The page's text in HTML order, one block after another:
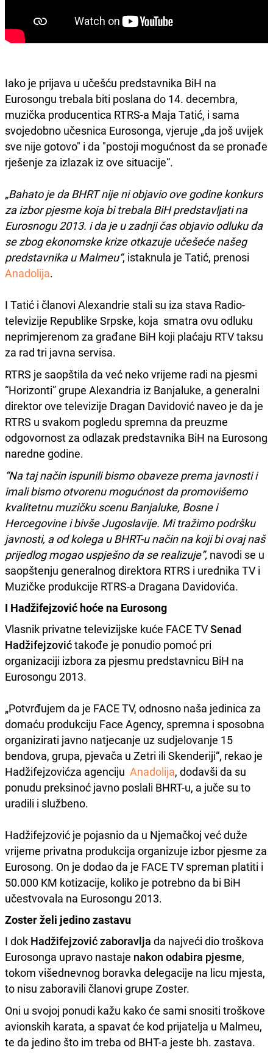
Iako je prijava u učešću predstavnika BiH na
Eurosongu trebala biti poslana do 14. decembra,
muzička producentica RTRS-a Maja Tatić, i sama
svojedobno učesnica Eurosonga, vjeruje „da još uvijek
sve nije gotovo" i da "postoji mogućnost da se pronađe
rješenje za izlazak iz ove situacije“.
„Bahato je da BHRT nije ni objavio ove godine konkurs
za izbor pjesme koja bi trebala BiH predstavljati na
Eurosnogu 2013. i da je u zadnji čas objavio odluku da
se zbog ekonomske krize otkazuje učešeće našeg
predstavnika u Malmeu“, istaknula je Tatić, prenosi
Anadolija.
I Tatić i članovi Alexandrie stali su iza stava Radio-
televizije Republike Srpske, koja smatra ovu odluku
neprimjerenom za građane BiH koji plaćaju RTV taksu
za rad tri javna servisa.
RTRS je saopštila da već neko vrijeme radi na pjesmi
“Horizonti” grupe Alexandria iz Banjaluke, a generalni
direktor ove televizije Dragan Davidović naveo je da je
RTRS u svakom pogledu spremna da preuzme
odgovornost za odlazak predstavnika BiH na Eurosong
naredne godine.
“Na taj način ispunili bismo obaveze prema javnosti i
imali bismo otvorenu mogućnost da promovišemo
kvalitetnu muzičku scenu Banjaluke, Bosne i
Hercegovine i bivše Jugoslavije. Mi tražimo podršku
javnosti, a od kolega u BHRT-u način na koji bi ovaj naš
prijedlog mogao uspješno da se realizuje”, navodi se u
saopštenju generalnog direktora RTRS i urednika TV i
Muzičke produkcije RTRS-a Dragana Davidovića.
I Hadžifejzović hoće na Eurosong
Vlasnik privatne televizijske kuće FACE TVSenad
Hadžifejzovićtakođe je ponudio pomoć pri
organizaciji izbora za pjesmu predstavnicu BiH na
Eurosongu 2013.
„Potvrđujem da je FACE TV, odnosno naša jedinica za
domaću produkciju Face Agency, spremna i sposobna
organizirati javno natjecanje uz sudjelovanje 15
bendova, grupa, pjevača u Zetri ili Skenderiji“, rekao je
Hadžifejzovićza agenciju Anadolija, dodavši da su
ponudu preksinoć javno poslali BHRT-u, a juče su to
uradili i službeno.
Hadžifejzović je pojasnio da u Njemačkoj već duže
vrijeme privatna produkcija organizuje izbor pjesme za
Eurosong. On je dodao da je FACE TV spreman platiti i
50.000 KM kotizacije, koliko je potrebno da bi BiH
učestvovala na Eurosongu 2013.
Zoster želi jedino zastavu
I dok Hadžifejzović zaboravlja da najveći dio troškova
Eurosonga upravo nastaje nakon odabira pjesme,
tokom višednevnog boravka delegacije na licu mjesta,
to nisu zaboravili članovi grupe Zoster.
Oni u svojoj ponudi kažu kako će sami snositi troškove
avionskih karata, a spavat će kod prijatelja u Malmeu,
te da jedino što im treba od BHT-a jeste bh. zastava.